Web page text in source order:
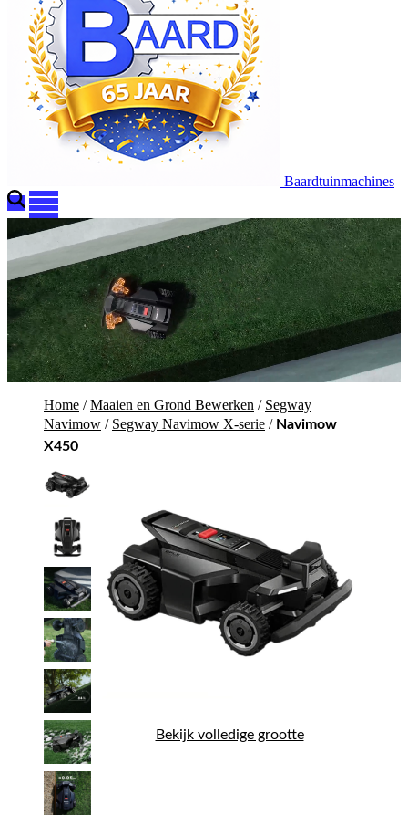
Baardtuinmachines
Home /Maaien en Grond Bewerken / Segway
Navimow / Segway Navimow X-serie / Navimow
X450
Bekijk volledige grootte